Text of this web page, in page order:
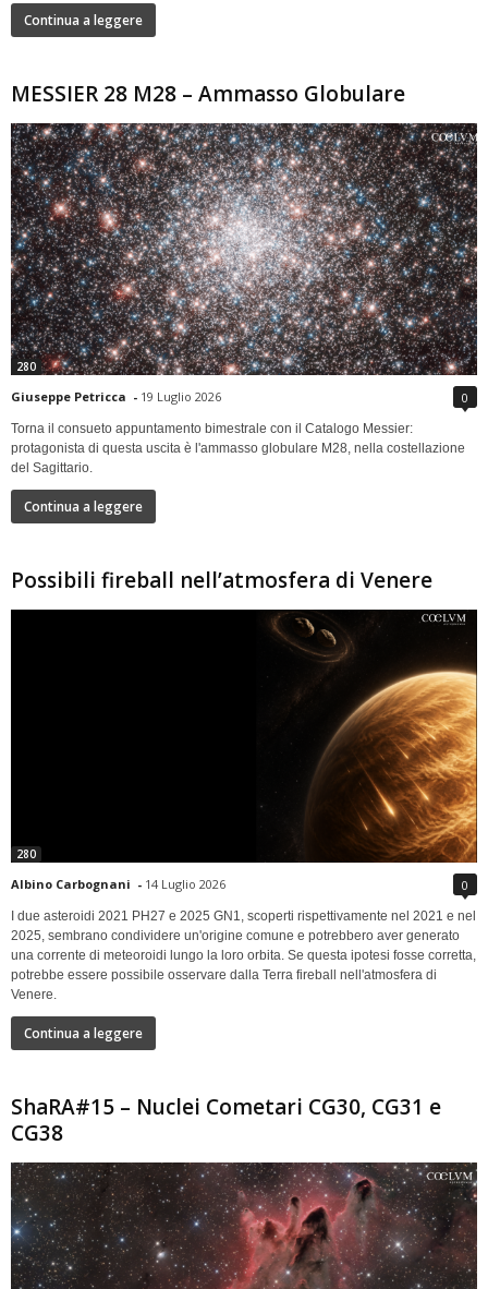
Continua a leggere
MESSIER 28 M28 – Ammasso Globulare
280
Giuseppe Petricca - 19 Luglio 2026 0
Torna il consueto appuntamento bimestrale con il Catalogo Messier:
protagonista di questa uscita è l'ammasso globulare M28, nella costellazione
del Sagittario.
Continua a leggere
Possibili fireball nell’atmosfera di Venere
280
Albino Carbognani - 14 Luglio 2026 0
I due asteroidi 2021 PH27 e 2025 GN1, scoperti rispettivamente nel 2021 e nel
2025, sembrano condividere un'origine comune e potrebbero aver generato
una corrente di meteoroidi lungo la loro orbita. Se questa ipotesi fosse corretta,
potrebbe essere possibile osservare dalla Terra fireball nell'atmosfera di
Venere.
Continua a leggere
ShaRA#15 – Nuclei Cometari CG30, CG31 e
CG38